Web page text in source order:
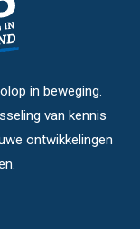
in beweging.
van kennis
ontwikkelingen